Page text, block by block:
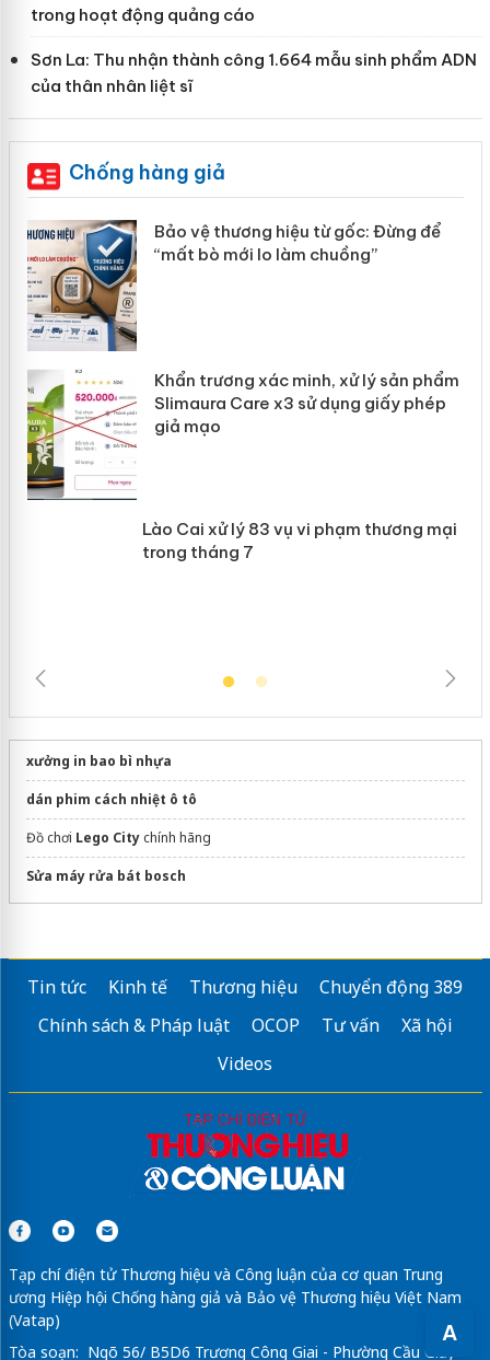
A
trong hoạt động quảng cáo
Sơn La: Thu nhận thành công 1.664 mẫu sinh phẩm ADN
của thân nhân liệt sĩ
Chống hàng giả
Bảo vệ thương hiệu từ gốc: Đừng để
“mất bò mới lo làm chuồng”
Khẩn trương xác minh, xử lý sản phẩm
Slimaura Care x3 sử dụng giấy phép
giả mạo
Lào Cai xử lý 83 vụ vi phạm thương
mại trong tháng 7
xưởng in bao bì nhựa
dán phim cách nhiệt ô tô
Đồ chơi Lego Citychính hãng
Sửa máy rửa bát bosch
Tin tức Kinh tế Thương hiệu
Chuyển động 389
Chính sách & Pháp luật
OCOP Tư vấn
Xã hội
Videos
Tạp chí điện tử Thương hiệu và Công luận của cơ quan Trung
ương Hiệp hội Chống hàng giả và Bảo vệ Thương hiệu Việt Nam
(Vatap)
Tòa soạn: Ngõ 56/ B5D6 Trương Công Giai - Phường Cầu Giấy -